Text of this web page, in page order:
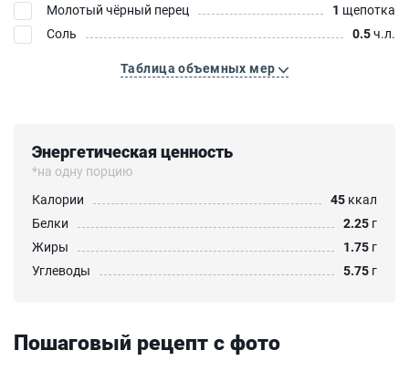
Молотый чёрный перец
1 щепотка
Соль
0.5ч.л.
Таблица объемных мер
Энергетическая ценность
*на одну порцию
Калории
45 ккал
Белки
2.25 г
Жиры
1.75 г
Углеводы
5.75 г
Пошаговый рецепт с фото